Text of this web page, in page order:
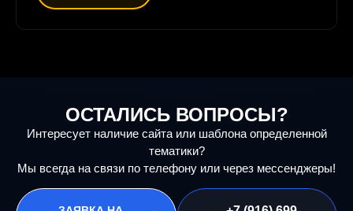
ОСТАЛИСЬ ВОПРОСЫ?
Интересует наличие сайта или шаблона определенной
тематики?
Мы всегда на связи по телефону или через мессенджеры!